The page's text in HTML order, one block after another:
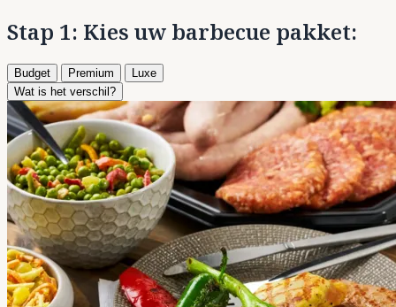
Stap 1: Kies uw barbecue pakket:
Budget Premium
Luxe
Wat is het verschil?